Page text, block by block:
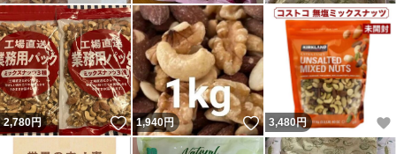
2,780円 いいね！
1,940円 いいね！
3,480円